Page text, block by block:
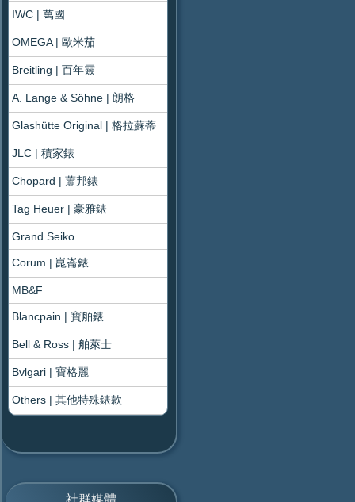
IWC | 萬國
OMEGA | 歐米茄
Breitling | 百年靈
A. Lange & Söhne | 朗格
Glashütte Original | 格拉蘇蒂
JLC | 積家錶
Chopard | 蕭邦錶
Tag Heuer | 豪雅錶
Grand Seiko
Corum | 崑崙錶
MB&F
Blancpain | 寶舶錶
Bell & Ross | 舶萊士
Bvlgari | 寶格麗
Others | 其他特殊錶款
社群媒體